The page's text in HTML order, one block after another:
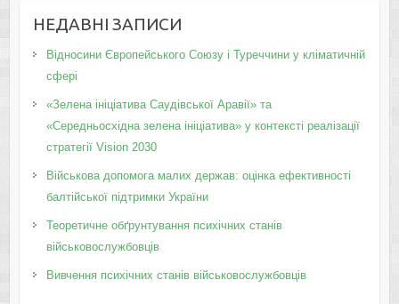
НЕДАВНІ ЗАПИСИ
Відносини Європейського Союзу і Туреччини у кліматичній
сфері
«Зелена ініціатива Саудівської Аравії» та
«Середньосхідна зелена ініціатива» у контексті реалізації
стратегії Vision 2030
Військова допомога малих держав: оцінка ефективності
балтійської підтримки України
Теоретичне обґрунтування психічних станів
військовослужбовців
Вивчення психічних станів військовослужбовців